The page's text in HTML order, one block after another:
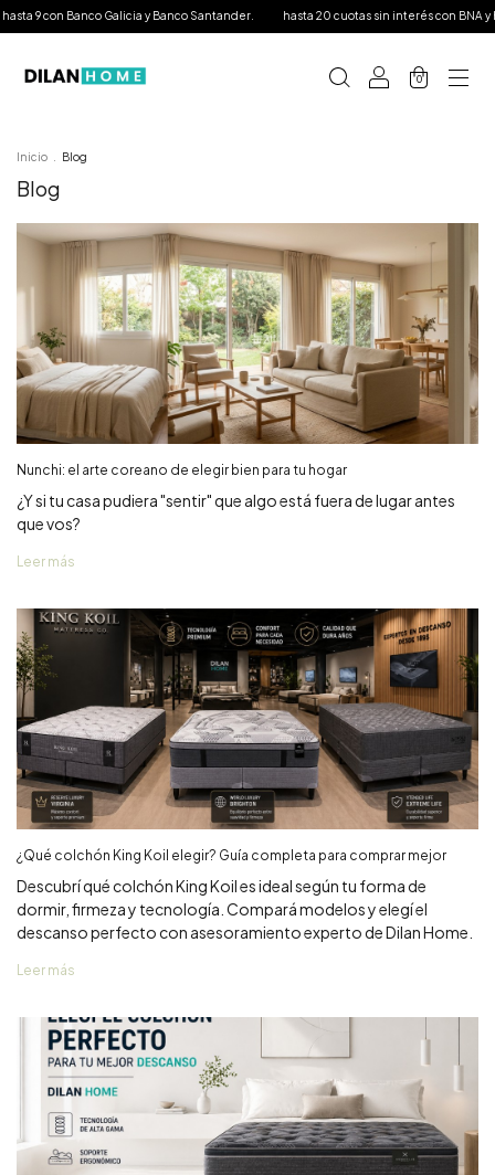
Galicia y Banco Santander. hasta 20 cuotas sin interés con BNA y hasta 12
0
Inicio Blog
Blog
Nunchi: el arte coreano de elegir bien para tu hogar
¿Y si tu casa pudiera "sentir" que algo está fuera de lugar antes
que vos?
Leer más
¿Qué colchón King Koil elegir? Guía completa para comprar mejor
Descubrí qué colchón King Koil es ideal según tu forma de
dormir, firmeza y tecnología. Compará modelos y elegí el
descanso perfecto con asesoramiento experto de Dilan Home.
Leer más